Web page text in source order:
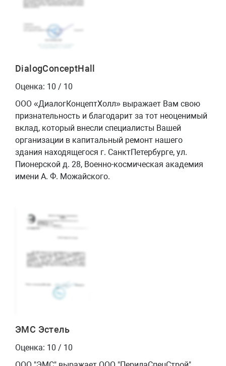
DialogConceptHall
Оценка: 10 / 10
ООО «ДиалогКонцептХолл» выражает Вам свою
признательность и благодарит за тот неоценимый
вклад, который внесли специалисты Вашей
организации в капитальный ремонт нашего
здания находящегося г. Санкт­Петербурге, ул.
Пионерской д. 28, Военно-космическая академия
имени А. Ф. Можайского.
ЭМС Эстель
Оценка: 10 / 10